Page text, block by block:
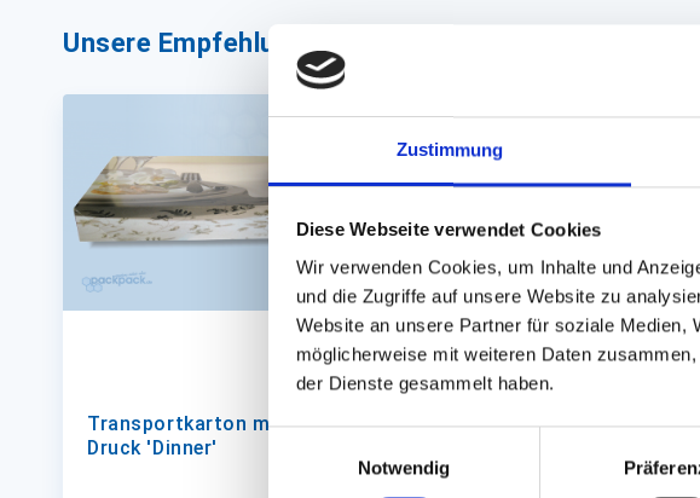
Zustimmung
Diese Webseite verwendet Cookies
Wir verwenden Cookies, um Inhalte und
und die Zugriffe auf unsere Website zu
Website an unsere Partner für soziale Medien,
möglicherweise mit weiteren Daten
der Dienste gesammelt haben.
Notwendig
Unsere Empfehlungen
Transportkarton mit Fenster &
Druck 'Dinner'
Servierplattendeckel
transparent